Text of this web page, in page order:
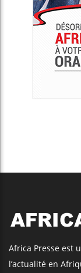
Africa Presse est
l’actualité en